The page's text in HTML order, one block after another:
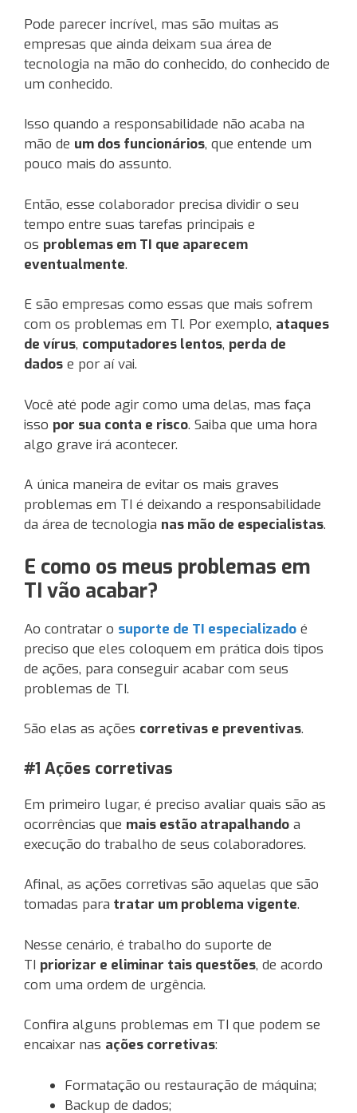
Pode parecer incrível, mas são muitas as
empresas que ainda deixam sua área de
tecnologia na mão do conhecido, do conhecido de
um conhecido.
Isso quando a responsabilidade não acaba na
mão de um dos funcionários, que entende um
pouco mais do assunto.
Então, esse colaborador precisa dividir o seu
tempo entre suas tarefas principais e
os problemas em TI que aparecem
eventualmente.
E são empresas como essas que mais sofrem
com os problemas em TI. Por exemplo, ataques
de vírus, computadores lentos, perda de
dados e por aí vai.
Você até pode agir como uma delas, mas faça
isso por sua conta e risco. Saiba que uma hora
algo grave irá acontecer.
A única maneira de evitar os mais graves
problemas em TI é deixando a responsabilidade
da área de tecnologia nas mão de especialistas.
E como os meus problemas em
TI vão acabar?
Ao contratar o suporte de TI especializado é
preciso que eles coloquem em prática dois tipos
de ações, para conseguir acabar com seus
problemas de TI.
São elas as ações corretivas e preventivas.
#1 Ações corretivas
Em primeiro lugar, é preciso avaliar quais são as
ocorrências que mais estão atrapalhando a
execução do trabalho de seus colaboradores.
Afinal, as ações corretivas são aquelas que são
tomadas para tratar um problema vigente.
Nesse cenário, é trabalho do suporte de
TI priorizar e eliminar tais questões, de acordo
com uma ordem de urgência.
Confira alguns problemas em TI que podem se
encaixar nas ações corretivas:
Formatação ou restauração de máquina;
Backup de dados;